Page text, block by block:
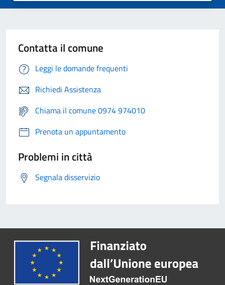
Contatta il comune
Leggi le domande frequenti
Richiedi Assistenza
Chiama il comune 0974 974010
Prenota un appuntamento
Problemi in città
Segnala disservizio